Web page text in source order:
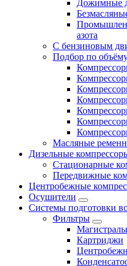
Дожимные
азота
С бензиновым
Подбор по
Масляные
Дизельные
Стационарные
Передвижные
Центробежные
Осушители
Системы подготовки
Фильтры
Картриджи